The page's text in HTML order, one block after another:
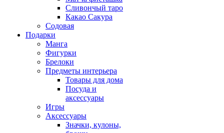
Сливончый таро
Какао Сакура
Содовая
Подарки
Манга
Фигурки
Брелоки
Предметы интерьера
Товары для дома
Посуда и
аксессуары
Игры
Аксессуары
Значки, кулоны,